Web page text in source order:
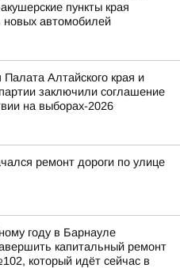
пункты края
новых автомобилей
Алтайского края и
заключили соглашение
на выборах-2026
ремонт дороги по улице
году в Барнауле
капитальный ремонт
который идёт сейчас в